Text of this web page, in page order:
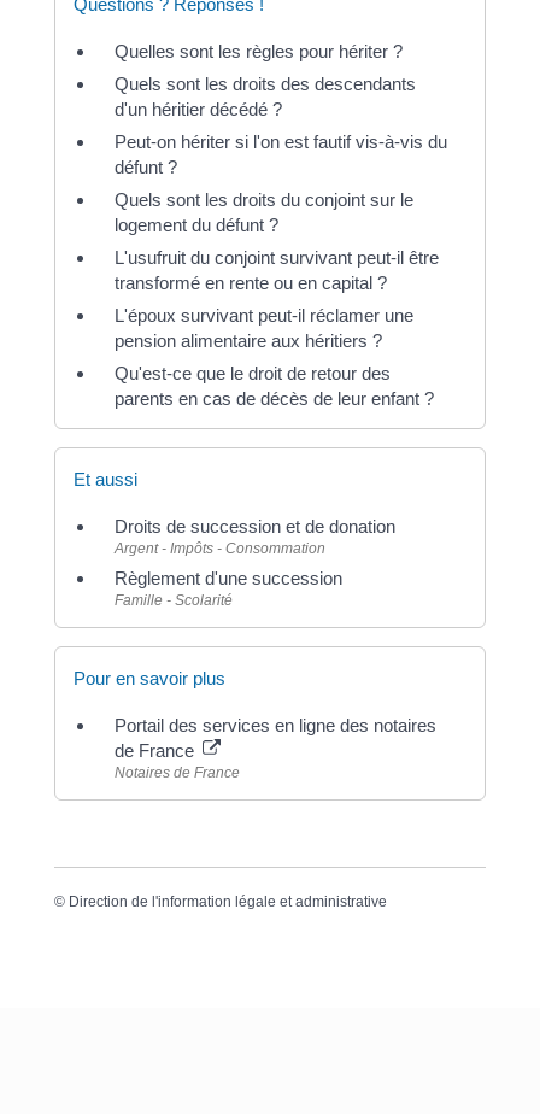
Quelles sont les règles pour hériter ?
Quels sont les droits des descendants
d'un héritier décédé ?
Peut-on hériter si l'on est fautif vis-à-vis du
défunt ?
Quels sont les droits du conjoint sur le
logement du défunt ?
L'usufruit du conjoint survivant peut-il être
transformé en rente ou en capital ?
L'époux survivant peut-il réclamer une
pension alimentaire aux héritiers ?
Qu'est-ce que le droit de retour des
parents en cas de décès de leur enfant ?
Et aussi
Droits de succession et de donation
Argent - Impôts - Consommation
Règlement d'une succession
Famille - Scolarité
Pour en savoir plus
Portail des services en ligne des notaires
de France
Notaires de France
© Direction de l'information légale et administrative